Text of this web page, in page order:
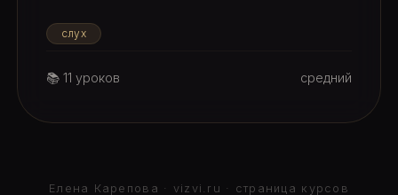
слух
📚 11 уроков средний
Елена Карепова · vizvi.ru · страница курсов